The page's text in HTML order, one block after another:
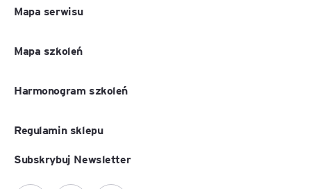
Mapa serwisu
Mapa szkoleń
Harmonogram szkoleń
Regulamin sklepu
Subskrybuj Newsletter